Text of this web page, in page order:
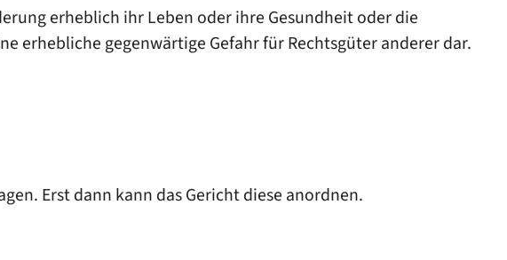
erheblich ihr Leben oder ihre Gesundheit oder die
erhebliche gegenwärtige Gefahr für Rechtsgüter anderer dar.
Erst dann kann das Gericht diese anordnen.